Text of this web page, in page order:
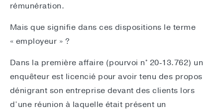
rémunération.
Mais que signifie dans ces dispositions le terme
« employeur » ?
Dans la première affaire (pourvoi n° 20‑13.762) un
enquêteur est licencié pour avoir tenu des propos
dénigrant son entreprise devant des clients lors
d’une réunion à laquelle était présent un